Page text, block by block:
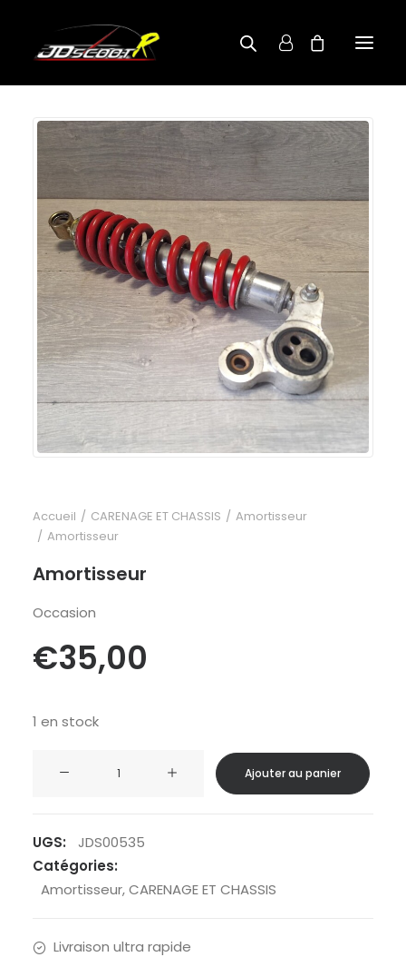
A PROPOS
BOUTIQUE
RECHERCHE PAR MODÈLE
CONTACT
Accueil CARENAGE ET CHASSIS
Amortisseur
Amortisseur
Amortisseur
Occasion
€35,00
1 en stock
Ajouter au panier
UGS:
JDS00535
Catégories:
Amortisseur,CARENAGE ET CHASSIS
Livraison ultra rapide